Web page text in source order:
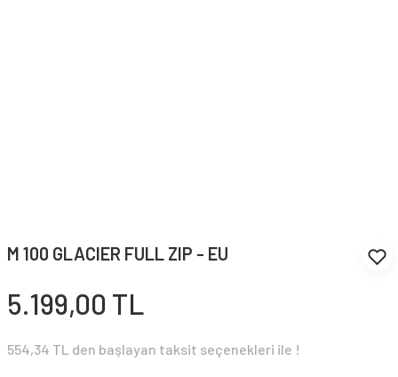
M 100 GLACIER FULL ZIP - EU
5.199,00 TL
554,34 TL den başlayan taksit seçenekleri ile !